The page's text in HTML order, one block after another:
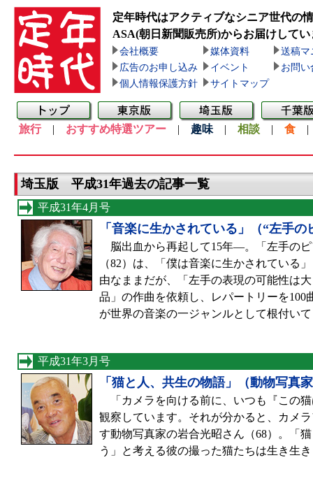
定年時代はアクティブなシニア世代の
ASA(朝日新聞販売所)からお届けしてい
会社概要 媒体資料
送稿マ
広告のお申し込み
イベント
お問い
個人情報保護方針
サイトマップ
旅行| おすすめ特選ツアー | 趣味 | 相談 | 食
埼玉版 平成31年過去の記事一覧
平成31年4月号
「音楽に生かされている」（“左手
脳出血から再起して15年—。「左手の
（82）は、「僕は音楽に生かされている
由なままだが、「左手の表現の可能性は
品」の作曲を依頼し、レパートリーを
が世界の音楽の一ジャンルとして根付い
平成31年3月号
「猫と人、共生の物語」（動物写真
「カメラを向ける前に、いつも『この
観察しています。それが分かると、カメ
す動物写真家の岩合光昭さん（68）。「
う」と考える彼の撮った猫たちは生き生